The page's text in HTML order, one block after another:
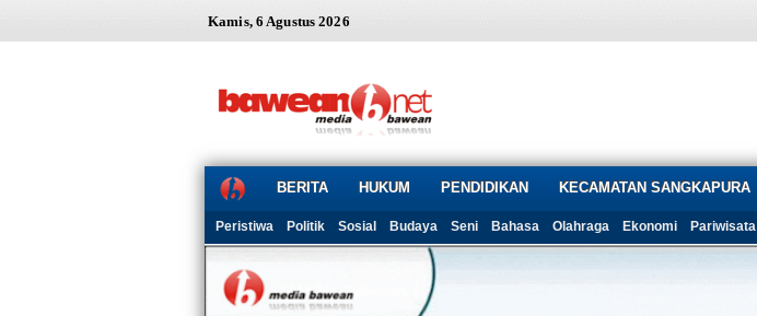
Kamis, 6 Agustus 2026
BERITA HUKUM PENDIDIKAN KECAMATAN SANGKAPURA
Peristiwa Politik Sosial Budaya Seni Bahasa Olahraga Ekonomi Pariwisata